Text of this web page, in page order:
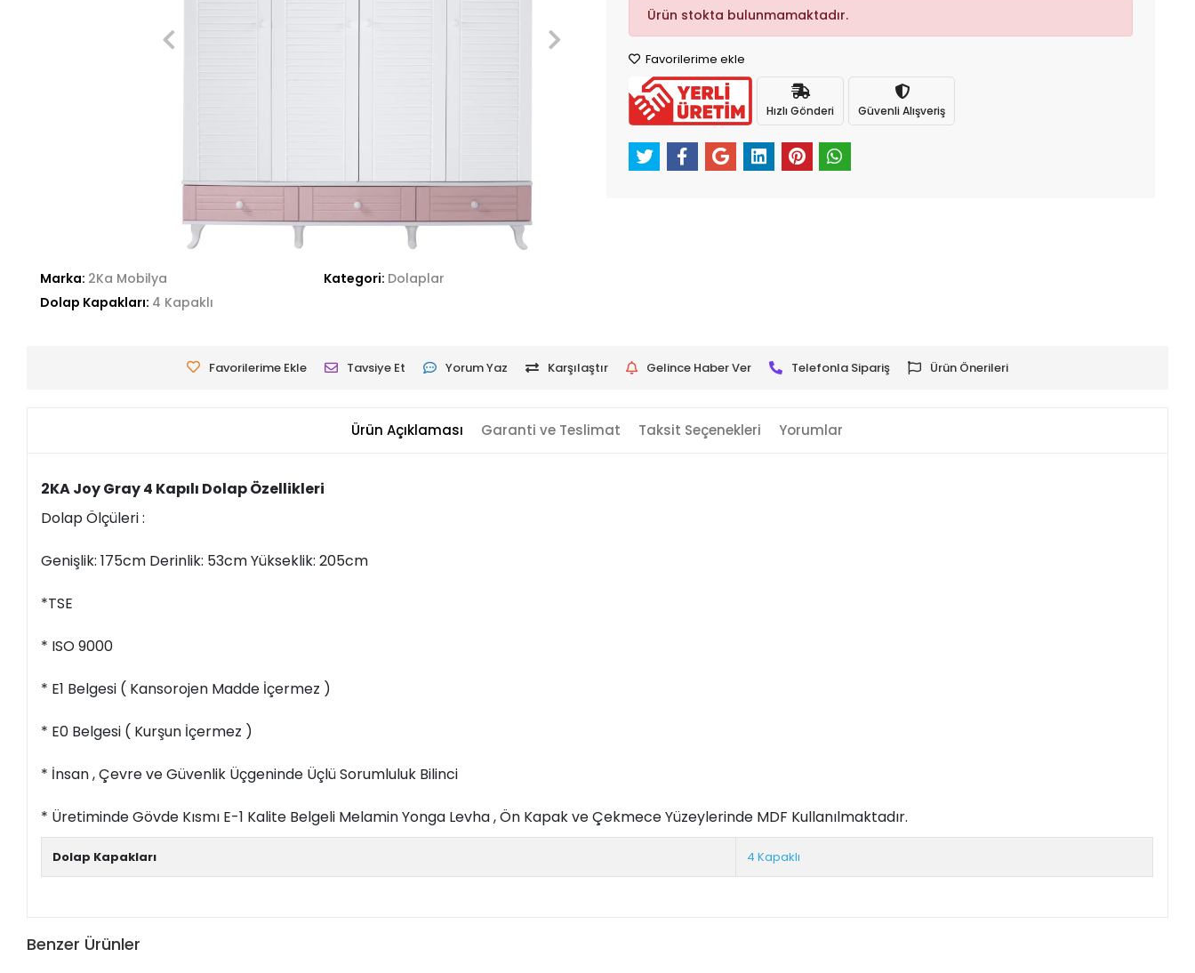
Marka: 2Ka Mobilya Kategori: Dolaplar
Dolap Kapakları: 4 Kapaklı
Ürün stokta bulunmamaktadır.
Favorilerime ekle
Hızlı Gönderi Güvenli Alışveriş
Favorilerime Ekle Tavsiye Et Yorum Yaz Karşılaştır Gelince Haber Ver Telefonla Sipariş Ürün Önerileri
Ürün Açıklaması Garanti ve Teslimat Taksit Seçenekleri Yorumlar
2KA Joy Gray 4 Kapılı Dolap Özellikleri
Dolap Ölçüleri :
Genişlik: 175cm Derinlik: 53cm Yükseklik: 205cm
*TSE
* ISO 9000
* E1 Belgesi ( Kansorojen Madde İçermez )
* E0 Belgesi ( Kurşun İçermez )
* İnsan , Çevre ve Güvenlik Üçgeninde Üçlü Sorumluluk Bilinci
* Üretiminde Gövde Kısmı E-1 Kalite Belgeli Melamin Yonga Levha , Ön Kapak ve Çekmece Yüzeylerinde MDF Kullanılmaktadır.
Dolap Kapakları 4 Kapaklı
Benzer Ürünler